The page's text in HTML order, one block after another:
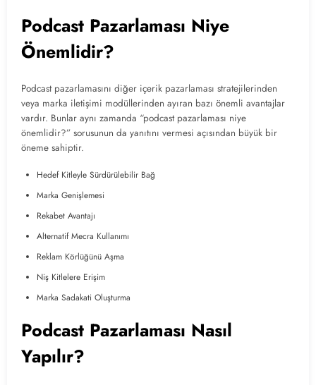
Podcast Pazarlaması Niye
Önemlidir?
Podcast pazarlamasını diğer içerik pazarlaması stratejilerinden
veya marka iletişimi modüllerinden ayıran bazı önemli avantajlar
vardır. Bunlar aynı zamanda “podcast pazarlaması niye
önemlidir?” sorusunun da yanıtını vermesi açısından büyük bir
öneme sahiptir.
Hedef Kitleyle Sürdürülebilir Bağ
Marka Genişlemesi
Rekabet Avantajı
Alternatif Mecra Kullanımı
Reklam Körlüğünü Aşma
Niş Kitlelere Erişim
Marka Sadakati Oluşturma
Podcast Pazarlaması Nasıl
Yapılır?